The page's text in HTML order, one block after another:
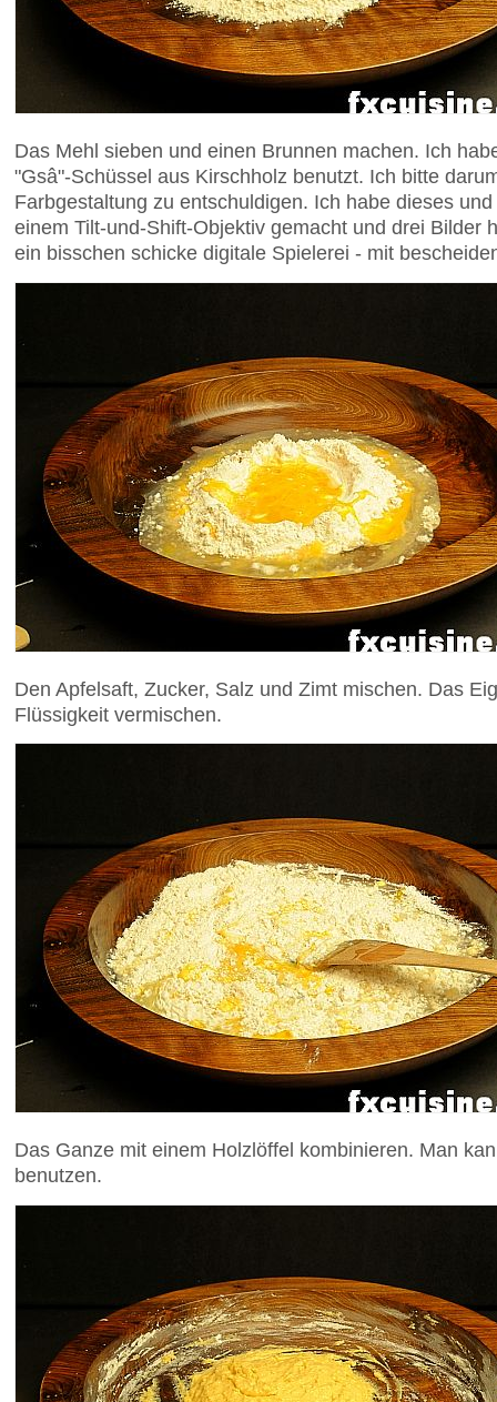
Das Mehl sieben und einen Brunnen machen. Ich
"Gsâ"-Schüssel aus Kirschholz benutzt. Ich bitte
Farbgestaltung zu entschuldigen. Ich habe dieses
einem Tilt-und-Shift-Objektiv gemacht und drei Bilder
ein bisschen schicke digitale Spielerei - mit
Den Apfelsaft, Zucker, Salz und Zimt mischen. Das
Flüssigkeit vermischen.
Das Ganze mit einem Holzlöffel kombinieren. Man
benutzen.